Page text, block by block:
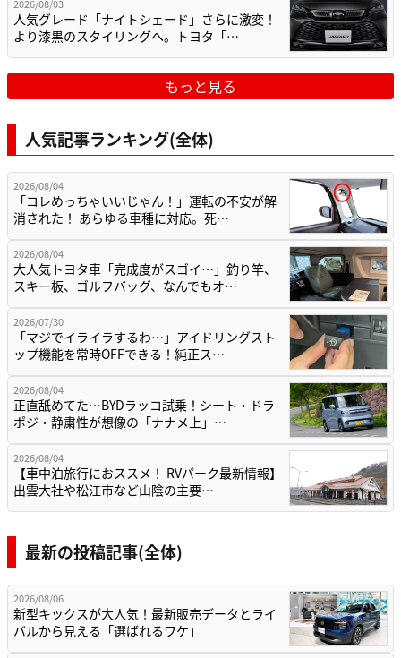
2026/08/03
人気グレード「ナイトシェード」さらに激変！
より漆黒のスタイリングへ。トヨタ「…
もっと見る
人気記事ランキング(全体)
2026/08/04
「コレめっちゃいいじゃん！」運転の不安が解
消された！ あらゆる車種に対応。死…
2026/08/04
大人気トヨタ車「完成度がスゴイ…」釣り竿、
スキー板、ゴルフバッグ、なんでもオ…
2026/07/30
「マジでイライラするわ…」アイドリングスト
ップ機能を常時OFFできる！純正ス…
2026/08/04
正直舐めてた…BYDラッコ試乗！シート・ドラ
ポジ・静粛性が想像の「ナナメ上」…
2026/08/04
【車中泊旅行におススメ！ RVパーク最新情報】
出雲大社や松江市など山陰の主要…
最新の投稿記事(全体)
2026/08/06
新型キックスが大人気！最新販売データとライ
バルから見える「選ばれるワケ」